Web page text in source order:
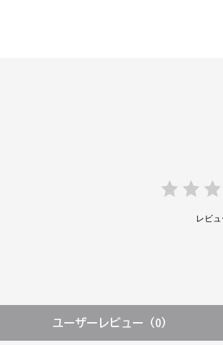
レビュ
ユーザーレビュー （0）